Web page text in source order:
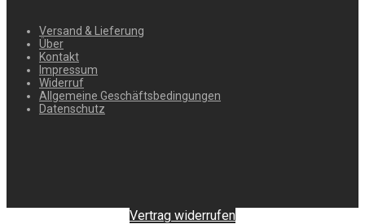
Versand & Lieferung
Über
Kontakt
Impressum
Widerruf
Allgemeine Geschäftsbedingungen
Datenschutz
Vertrag widerrufen